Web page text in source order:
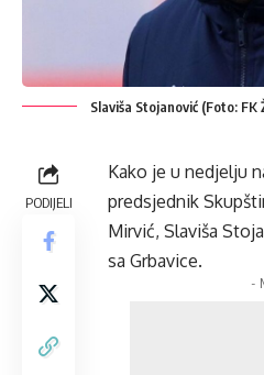
Slaviša Stojanović (Foto: FK
PODIJELI
Kako je u nedjelju
predsjednik
Mirvić, Slaviša
sa Grbavice.
-